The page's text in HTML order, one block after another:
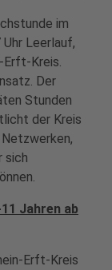
im
Leerlauf,
Erft-Kreis.
Der
Stunden
der Kreis
sich
Jahren ab
Erft-Kreis